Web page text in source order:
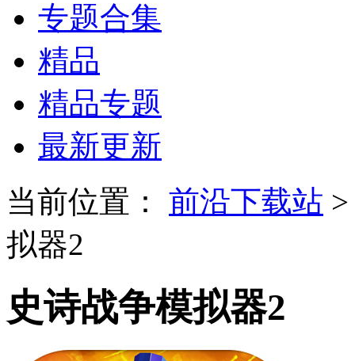
专题合集
精品
精品专题
最新更新
当前位置：
前沿下载站
拟器2
史诗战争模拟器2